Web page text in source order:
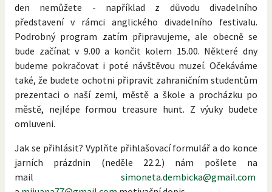
den nemůžete - například z důvodu divadelního
představení v rámci anglického divadelního festivalu.
Podrobný program zatím připravujeme, ale obecně se
bude začínat v 9.00 a končit kolem 15.00. Některé dny
budeme pokračovat i poté návštěvou muzeí. Očekáváme
také, že budete ochotni připravit zahraničním studentům
prezentaci o naší zemi, městě a škole a procházku po
městě, nejlépe formou treasure hunt. Z výuky budete
omluveni.
Jak se přihlásit? Vyplňte přihlašovací formulář a do konce
jarních prázdnin (neděle 22.2.) nám pošlete na
mail simoneta.dembicka@gmail.com